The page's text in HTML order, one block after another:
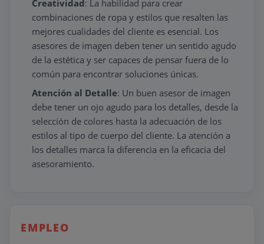
Creatividad : La habilidad para crear
combinaciones de ropa y estilos que resalten las
mejores cualidades del cliente es esencial. Los
asesores de imagen deben tener un sentido agudo
de la estética y ser capaces de pensar fuera de lo
común para encontrar soluciones únicas.
Atención al Detalle: Un buen asesor de imagen
debe tener un ojo agudo para los detalles, desde la
selección de colores hasta la adecuación de los
estilos al tipo de cuerpo del cliente. La atención a
los detalles marca la diferencia en la eficacia del
asesoramiento.
EMPLEO